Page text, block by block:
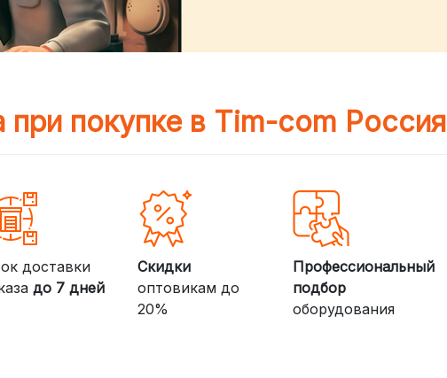
покупке в Tim-com Россия
доставки
до 7 дней
Скидки
оптовикам до
20%
Профессиональный
подбор
оборудования